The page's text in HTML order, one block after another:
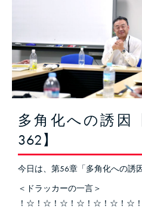
多角化への誘因
362】
今日は、第56章「多角化への誘
＜ドラッカーの一言＞
！☆！☆！☆！☆！☆！☆！☆